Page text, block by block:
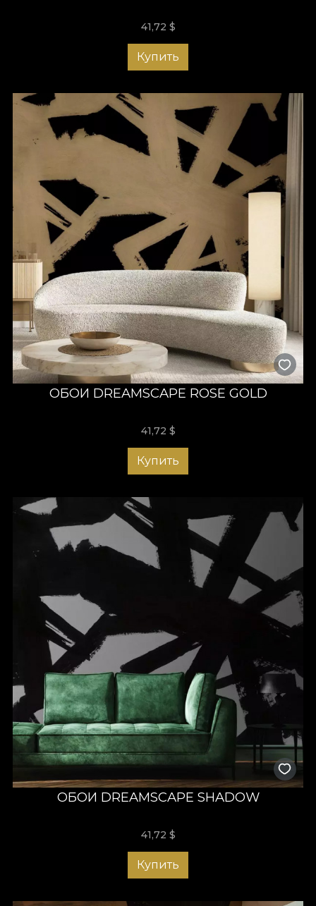
41,72 $
Купить
ОБОИ DREAMSCAPE ROSE GOLD
41,72 $
Купить
ОБОИ DREAMSCAPE SHADOW
41,72 $
Купить